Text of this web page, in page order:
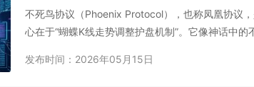
不死鸟协议（Phoenix Protocol），也称凤凰协议
心在于“蝴蝶K线走势调整护盘机制”。它像神话中的
发布时间：2026年05月15日